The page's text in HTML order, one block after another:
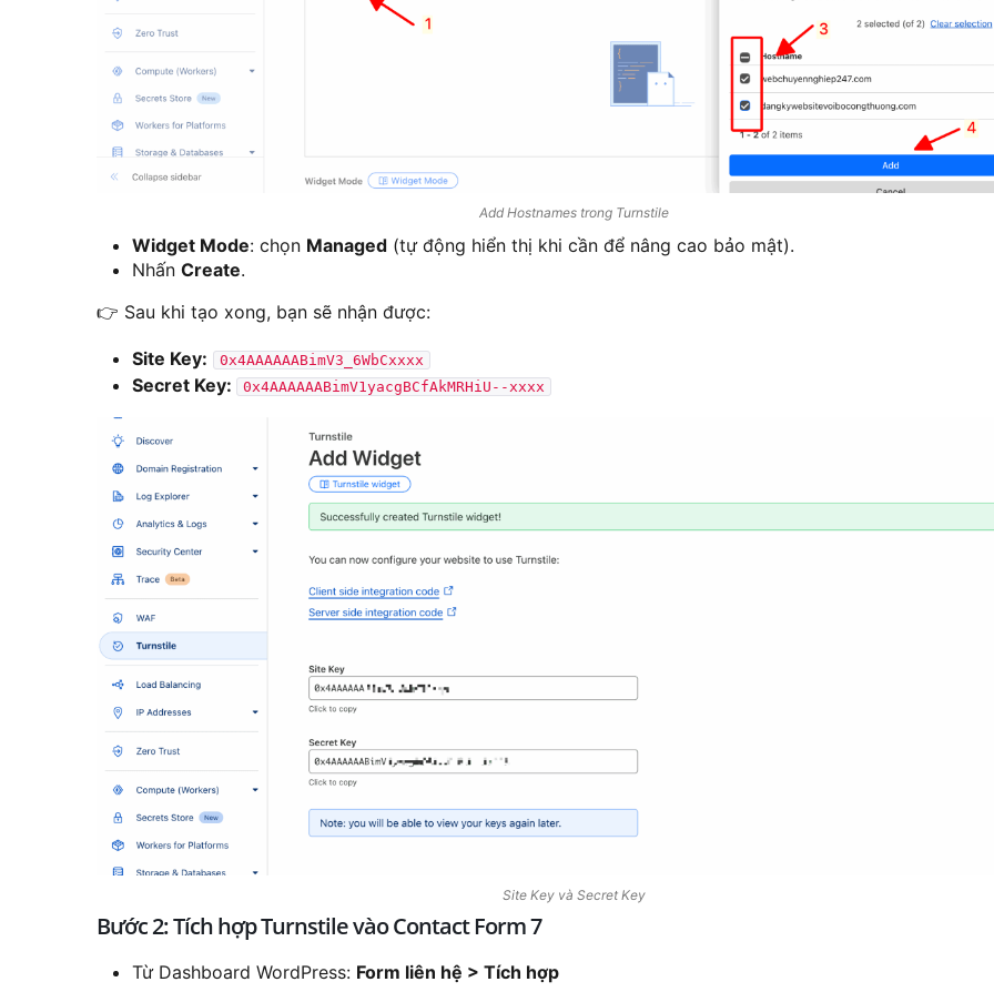
Add Hostnames trong Turnstile
Widget Mode: chọn Managed (tự động hiển thị khi cần để nâng cao bảo mật).
Nhấn Create.
👉 Sau khi tạo xong, bạn sẽ nhận được:
Site Key: 0x4AAAAAABimV3_6WbCxxxx
Secret Key: 0x4AAAAAABimV1yacgBCfAkMRHiU--xxxx
Site Key và Secret Key
Bước 2: Tích hợp Turnstile vào Contact Form 7
Từ Dashboard WordPress: Form liên hệ > Tích hợp